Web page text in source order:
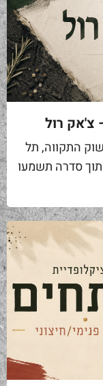
התקווה, תל
הנתחים · פרק 3 מתוך סדרה תשמעו
הטובות...